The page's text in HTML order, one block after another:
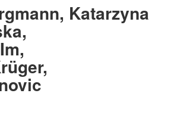
Katarzyna